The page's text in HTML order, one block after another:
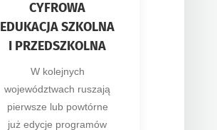
CYFROWA
EDUKACJA SZKOLNA
I PRZEDSZKOLNA
W kolejnych
województwach ruszają
pierwsze lub powtórne
już edycje programów